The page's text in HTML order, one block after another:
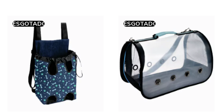
ESGOTADO ESGOTADO